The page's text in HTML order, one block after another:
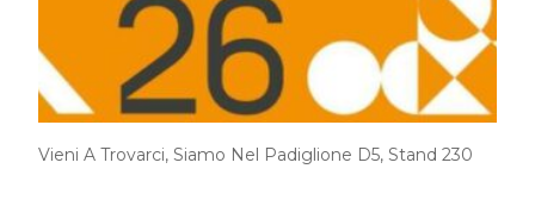
Vieni A Trovarci, Siamo Nel Padiglione D5, Stand 230